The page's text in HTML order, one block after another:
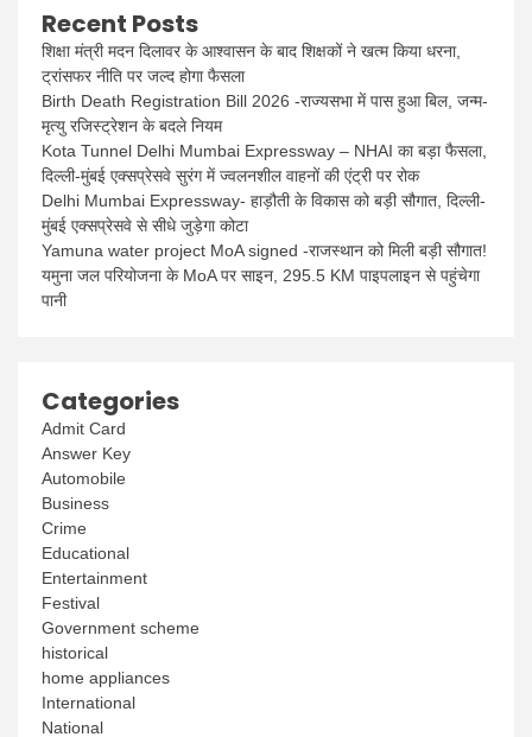
Recent Posts
शिक्षा मंत्री मदन दिलावर के आश्वासन के बाद शिक्षकों ने खत्म किया धरना,
ट्रांसफर नीति पर जल्द होगा फैसला
Birth Death Registration Bill 2026 -राज्यसभा में पास हुआ बिल, जन्म-
मृत्यु रजिस्ट्रेशन के बदले नियम
Kota Tunnel Delhi Mumbai Expressway – NHAI का बड़ा फैसला,
दिल्ली-मुंबई एक्सप्रेसवे सुरंग में ज्वलनशील वाहनों की एंट्री पर रोक
Delhi Mumbai Expressway- हाड़ौती के विकास को बड़ी सौगात, दिल्ली-
मुंबई एक्सप्रेसवे से सीधे जुड़ेगा कोटा
Yamuna water project MoA signed -राजस्थान को मिली बड़ी सौगात!
यमुना जल परियोजना के MoA पर साइन, 295.5 KM पाइपलाइन से पहुंचेगा
पानी
Categories
Admit Card
Answer Key
Automobile
Business
Crime
Educational
Entertainment
Festival
Government scheme
historical
home appliances
International
National